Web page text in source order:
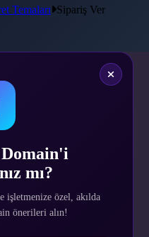
Temaları Sipariş Ver
mı?
işletmenize özel, akılda
önerileri alın!
Belirle